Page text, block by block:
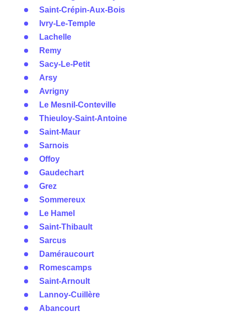
Saint-Crépin-Aux-Bois
Ivry-Le-Temple
Lachelle
Remy
Sacy-Le-Petit
Arsy
Avrigny
Le Mesnil-Conteville
Thieuloy-Saint-Antoine
Saint-Maur
Sarnois
Offoy
Gaudechart
Grez
Sommereux
Le Hamel
Saint-Thibault
Sarcus
Daméraucourt
Romescamps
Saint-Arnoult
Lannoy-Cuillère
Abancourt